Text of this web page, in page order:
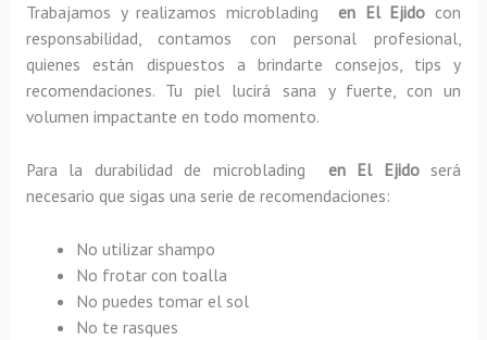
Trabajamos y realizamos microblading en El Ejido con
responsabilidad, contamos con personal profesional,
quienes están dispuestos a brindarte consejos, tips y
recomendaciones. Tu piel lucirá sana y fuerte, con un
volumen impactante en todo momento.
Para la durabilidad de microblading en El Ejido será
necesario que sigas una serie de recomendaciones:
No utilizar shampo
No frotar con toalla
No puedes tomar el sol
No te rasques